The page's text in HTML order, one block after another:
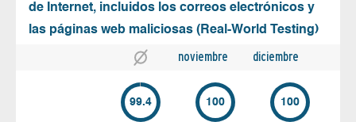
de Internet, incluidos los correos electrónicos y
las páginas web maliciosas (Real-World Testing)
noviembre diciembre
99.4 100 100